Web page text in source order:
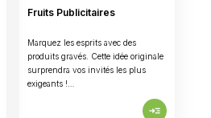
Fruits Publicitaires
Marquez les esprits avec des
produits gravés. Cette idée originale
surprendra vos invités les plus
exigeants !…
read_more